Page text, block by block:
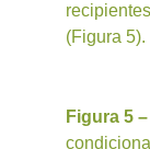
(Figura 5).
Figura 5 –